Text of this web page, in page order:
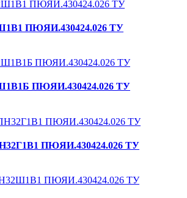
ПЮЯИ.430424.026 ТУ
ПЮЯИ.430424.026 ТУ
ПЮЯИ.430424.026 ТУ